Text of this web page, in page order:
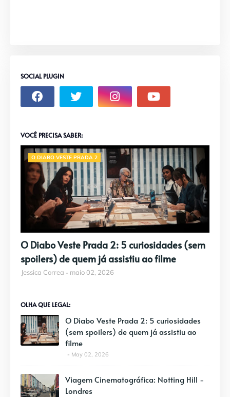
SOCIAL PLUGIN
VOCÊ PRECISA SABER:
O DIABO VESTE PRADA 2
O Diabo Veste Prada 2: 5 curiosidades (sem
spoilers) de quem já assistiu ao filme
Jessica Correa maio 02, 2026
OLHA QUE LEGAL:
O Diabo Veste Prada 2: 5 curiosidades
(sem spoilers) de quem já assistiu ao
filme
May 02, 2026
Viagem Cinematográfica: Notting Hill -
Londres